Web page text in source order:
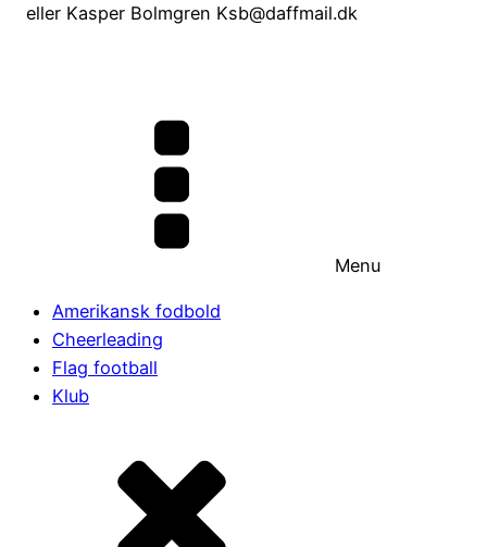
eller Kasper Bolmgren Ksb@daffmail.dk
Menu
Amerikansk fodbold
Cheerleading
Flag football
Klub